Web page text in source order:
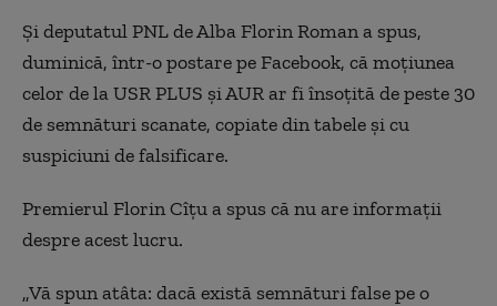
Și deputatul PNL de Alba Florin Roman a spus,
duminică, într-o postare pe Facebook, că moţiunea
celor de la USR PLUS și AUR ar fi însoţită de peste 30
de semnături scanate, copiate din tabele şi cu
suspiciuni de falsificare.
Premierul Florin Cîţu a spus că nu are informații
despre acest lucru.
„Vă spun atâta: dacă există semnături false pe o